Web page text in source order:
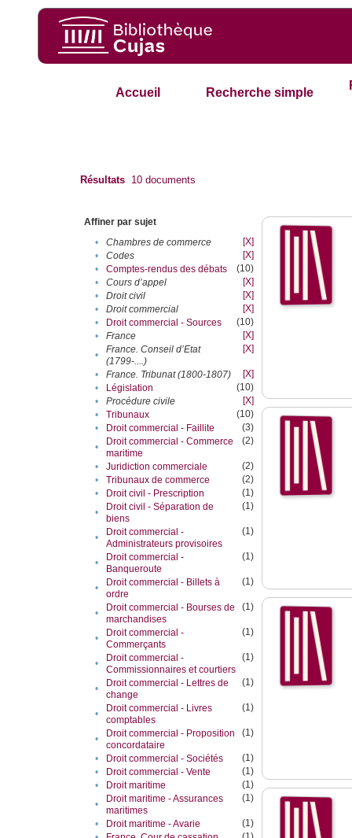
Accueil Recherche simple
Résultats 10 documents
Affiner par sujet
•
Chambres de commerce
[X]
•
Codes
[X]
•
Comptes-rendus des débats
(10)
•
Cours d’appel
[X]
•
Droit civil
[X]
•
Droit commercial
[X]
•
Droit commercial - Sources
(10)
•
France
[X]
•
France. Conseil d’Etat
(1799-....)
[X]
• France. Tribunat (1800-1807)
[X]
•
Législation
(10)
•
Procédure civile
[X]
•
Tribunaux
(10)
•
Droit commercial - Faillite
(3)
•
Droit commercial - Commerce
maritime
(2)
• Juridiction commerciale
(2)
•
Tribunaux de commerce
(2)
•
Droit civil - Prescription
(1)
•
Droit civil - Séparation de
biens
(1)
•
Droit commercial -
Administrateurs provisoires
(1)
•
Droit commercial -
Banqueroute
(1)
•
Droit commercial - Billets à
ordre
(1)
•
Droit commercial - Bourses de
marchandises
(1)
•
Droit commercial -
Commerçants
(1)
•
Droit commercial -
Commissionnaires et courtiers
(1)
•
Droit commercial - Lettres de
change
(1)
•
Droit commercial - Livres
comptables
(1)
•
Droit commercial - Proposition
concordataire
(1)
• Droit commercial - Sociétés
(1)
•
Droit commercial - Vente
(1)
•
Droit maritime
(1)
•
Droit maritime - Assurances
maritimes
(1)
• Droit maritime - Avarie
(1)